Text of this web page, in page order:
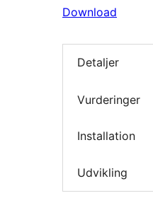
Download
Detaljer
Vurderinger
Installation
Udvikling